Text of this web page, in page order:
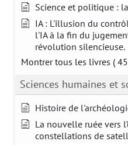
Science et politique :
IA : L'illusion du
l'IA à la fin du
révolution silencieuse.
Montrer tous les livres (
Sciences humaines et
Histoire de
La nouvelle ruée vers
constellations de